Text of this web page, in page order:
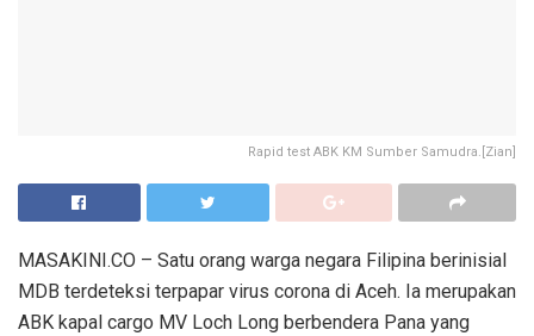
Rapid test ABK KM Sumber Samudra.[Zian]
MASAKINI.CO – Satu orang warga negara Filipina berinisial
MDB terdeteksi terpapar virus corona di Aceh. Ia merupakan
ABK kapal cargo MV Loch Long berbendera Pana yang